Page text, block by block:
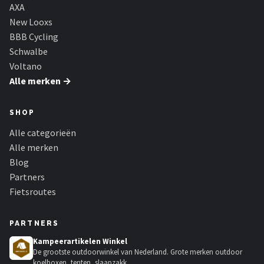
Schwalbe
Voltano
Shimano
AXA
New Looxs
BBB Cycling
Schwalbe
Voltano
Alle merken →
SHOP
Alle categorieën
Alle merken
Blog
Partners
Fietsroutes
PARTNERS
Kampeerartikelen Winkel
De grootste outdoorwinkel van Nederland. Grote merken outdoor